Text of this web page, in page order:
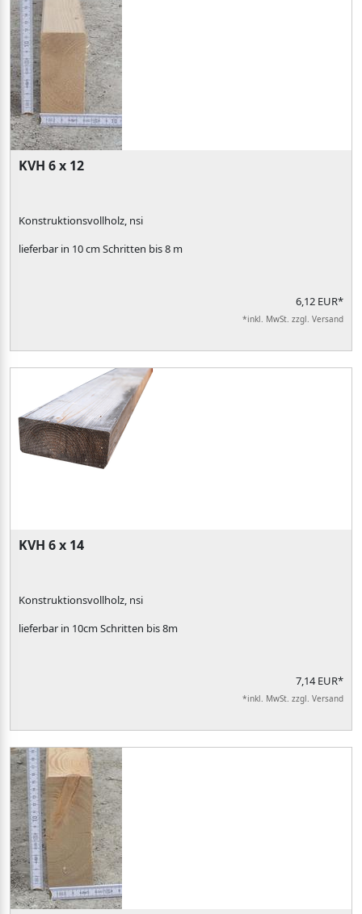
KVH 6 x 12
Konstruktionsvollholz, nsi
lieferbar in 10 cm Schritten bis 8 m
6,12 EUR*
*inkl. MwSt. zzgl. Versand
KVH 6 x 14
Konstruktionsvollholz, nsi
lieferbar in 10cm Schritten bis 8m
7,14 EUR*
*inkl. MwSt. zzgl. Versand